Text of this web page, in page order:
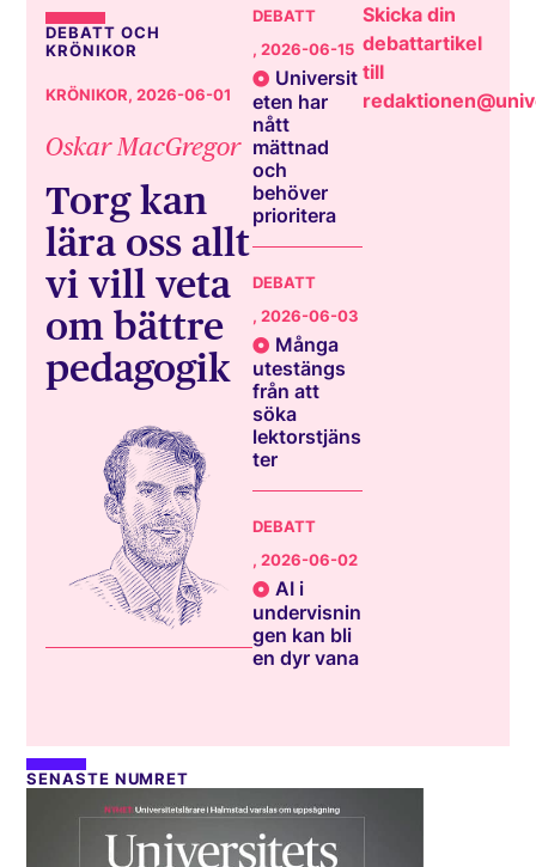
DEBATT OCH
KRÖNIKOR
KRÖNIKOR, 2026-06-01
Oskar MacGregor
Torg kan
lära oss allt
vi vill veta
om bättre
pedagogik
DEBATT
, 2026-06-15
Universit
eten har
nått
mättnad
och
behöver
prioritera
DEBATT
, 2026-06-03
Många
utestängs
från att
söka
lektorstjäns
ter
DEBATT
, 2026-06-02
AI i
undervisnin
gen kan bli
en dyr vana
Skicka din
debattartikel
till
SENASTE NUMRET